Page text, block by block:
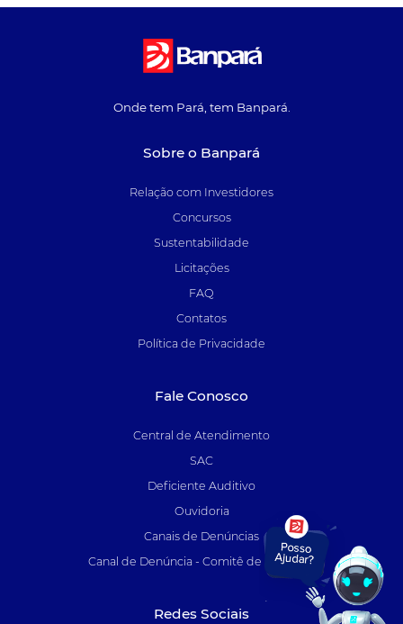
Onde tem Pará, tem Banpará.
Sobre o Banpará
Relação com Investidores
Concursos
Sustentabilidade
Licitações
FAQ
Contatos
Política de Privacidade
Fale Conosco
Central de Atendimento
SAC
Deficiente Auditivo
Ouvidoria
Canais de Denúncias
Canal de Denúncia - Comitê de Auditoria
Redes Sociais